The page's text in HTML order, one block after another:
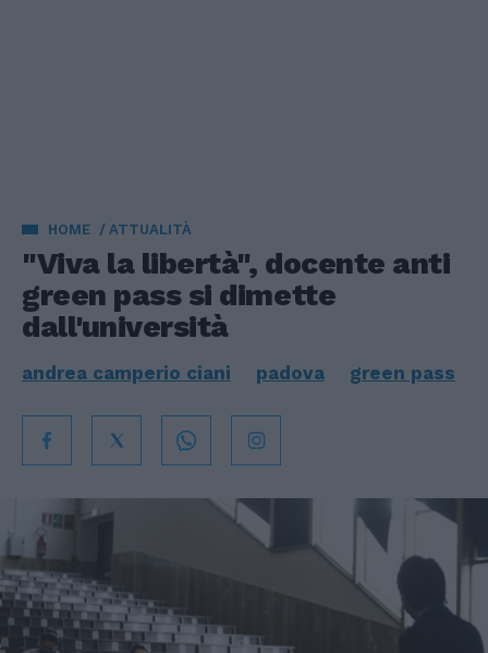
HOME ATTUALITÀ
"Viva la libertà", docente anti
green pass si dimette
dall'università
andrea camperio ciani padova green pass